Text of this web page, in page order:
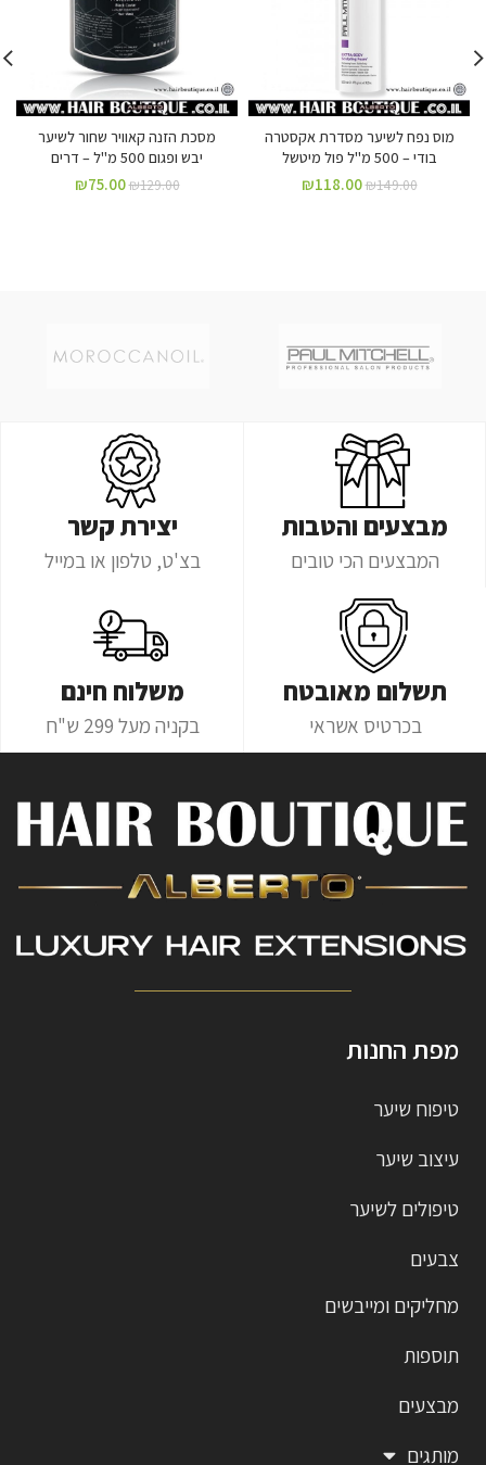
מוס נפח לשיער מסדרת אקסטרה
בודי – 500 מ"ל פול מיטשל
₪149.00
₪118.00
מסכת הזנה קאוויר שחור לשיער
יבש ופגום 500 מ"ל – דרים
₪129.00
₪75.00
מבצעים והטבות
המבצעים הכי טובים
יצירת קשר
בצ'ט, טלפון או במייל
תשלום מאובטח
בכרטיס אשראי
משלוח חינם
בקניה מעל 299 ש"ח
מפת החנות
טיפוח שיער
עיצוב שיער
טיפולים לשיער
צבעים
מחליקים ומייבשים
תוספות
מבצעים
מותגים